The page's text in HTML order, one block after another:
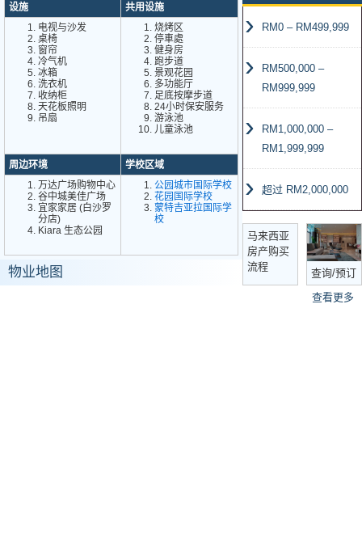
RM0 – RM499,999
RM500,000 –
RM999,999
RM1,000,000 –
RM1,999,999
超过 RM2,000,000
马来西亚
房产购买
流程
查询/预订
查看更多
设施
共用设施
电视与沙发
桌椅
窗帘
冷气机
冰箱
洗衣机
收纳柜
天花板照明
吊扇
烧烤区
停車處
健身房
跑步道
景观花园
多功能厅
足底按摩步道
24小时保安服务
游泳池
儿童泳池
周边环境
学校区域
万达广场购物中心
谷中城美佳广场
宜家家居 (白沙罗
分店)
Kiara 生态公园
公园城市国际学校
花园国际学校
蒙特吉亚拉国际学
校
物业地图